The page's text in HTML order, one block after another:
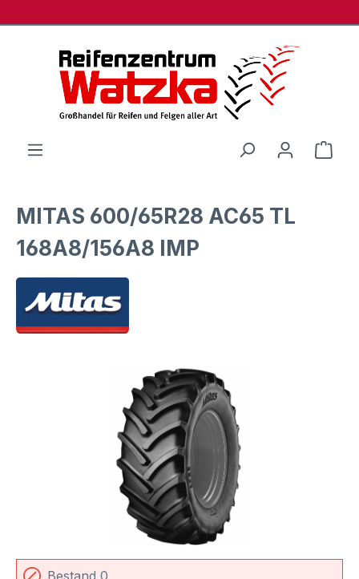
MITAS 600/65R28 AC65 TL
168A8/156A8 IMP
Bildergalerie überspringen